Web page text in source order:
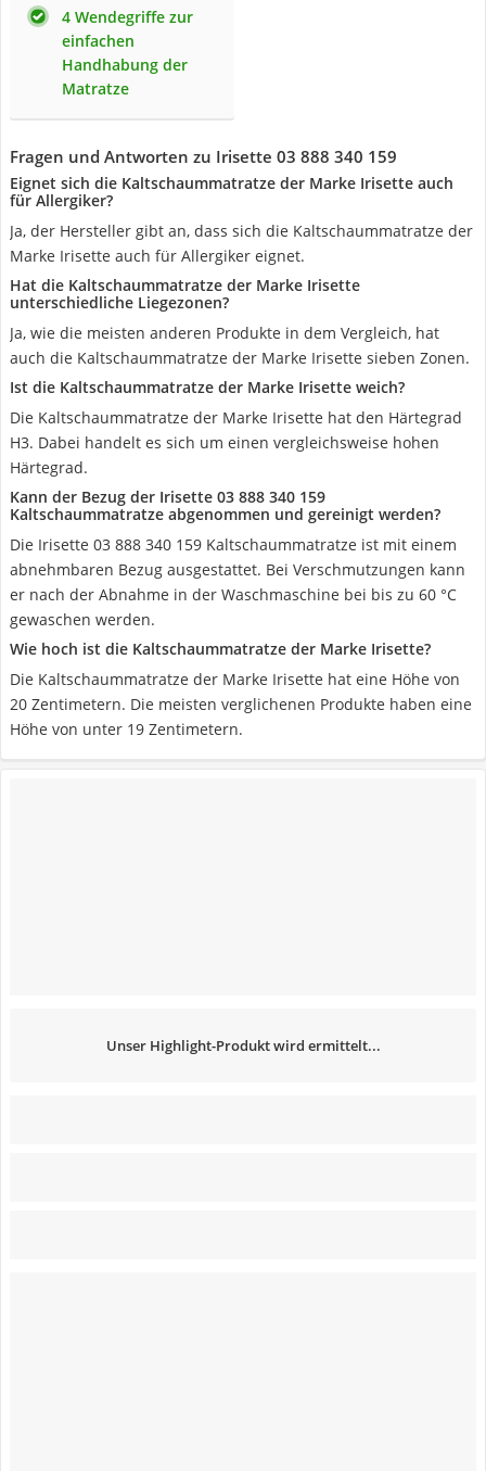
4 Wendegriffe zur
einfachen
Handhabung der
Matratze
Fragen und Antworten zu Irisette 03 888 340 159
Eignet sich die Kaltschaummatratze der Marke Irisette auch
für Allergiker?
Ja, der Hersteller gibt an, dass sich die Kaltschaummatratze der
Marke Irisette auch für Allergiker eignet.
Hat die Kaltschaummatratze der Marke Irisette
unterschiedliche Liegezonen?
Ja, wie die meisten anderen Produkte in dem Vergleich, hat
auch die Kaltschaummatratze der Marke Irisette sieben Zonen.
Ist die Kaltschaummatratze der Marke Irisette weich?
Die Kaltschaummatratze der Marke Irisette hat den Härtegrad
H3. Dabei handelt es sich um einen vergleichsweise hohen
Härtegrad.
Kann der Bezug der Irisette 03 888 340 159
Kaltschaummatratze abgenommen und gereinigt werden?
Die Irisette 03 888 340 159 Kaltschaummatratze ist mit einem
abnehmbaren Bezug ausgestattet. Bei Verschmutzungen kann
er nach der Abnahme in der Waschmaschine bei bis zu 60 °C
gewaschen werden.
Wie hoch ist die Kaltschaummatratze der Marke Irisette?
Die Kaltschaummatratze der Marke Irisette hat eine Höhe von
20 Zentimetern. Die meisten verglichenen Produkte haben eine
Höhe von unter 19 Zentimetern.
Unser Highlight-Produkt wird ermittelt...